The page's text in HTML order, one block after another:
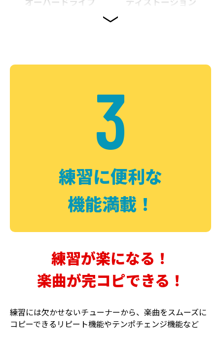
DELAY PHASER
3
練習に便利な
機能満載！
練習が楽になる！
楽曲が完コピできる！
練習には欠かせないチューナーから、楽曲をスムーズに
コピーできるリピート機能やテンポチェンジ機能など